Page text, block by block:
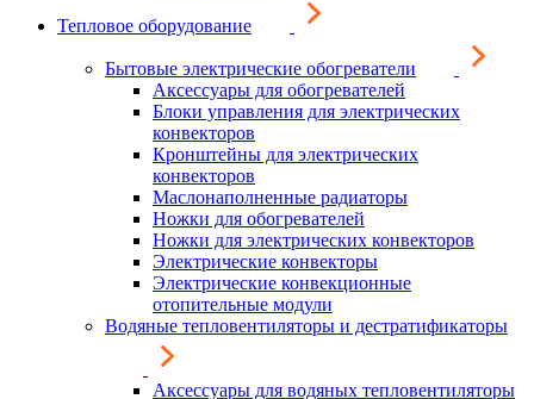
Тепловое оборудование
Бытовые электрические обогреватели
Аксессуары для обогревателей
Блоки управления для электрических
конвекторов
Кронштейны для электрических
конвекторов
Маслонаполненные радиаторы
Ножки для обогревателей
Ножки для электрических конвекторов
Электрические конвекторы
Электрические конвекционные
отопительные модули
Водяные тепловентиляторы и дестратификаторы
Аксессуары для водяных тепловентиляторы